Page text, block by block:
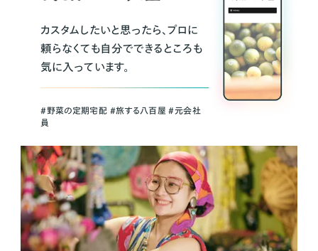
カスタムしたいと思ったら、プロに
頼らなくても自分でできるところも
気に入っています。
＃野菜の定期宅配 ＃旅する八百屋 ＃元会社
員